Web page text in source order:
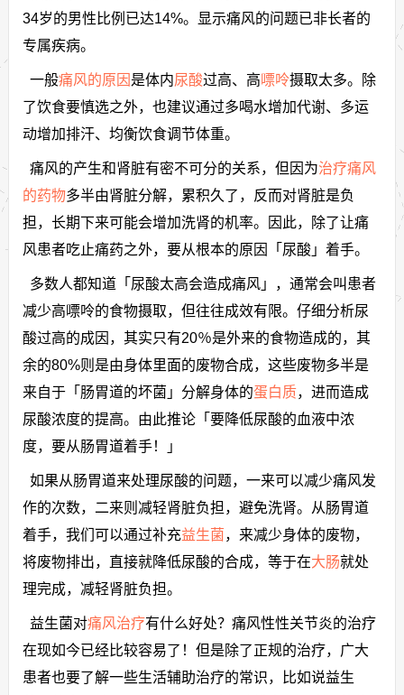
34岁的男性比例已达14%。显示痛风的问题已非长者的
专属疾病。
一般痛风的原因 是体内尿酸过高、高嘌呤摄取太多。除
了饮食要慎选之外，也建议通过多喝水增加代谢、多运
动增加排汗、均衡饮食调节体重。
痛风的产生和肾脏有密不可分的关系，但因为治疗痛风
的药物多半由肾脏分解，累积久了，反而对肾脏是负
担，长期下来可能会增加洗肾的机率。因此，除了让痛
风患者吃止痛药之外，要从根本的原因「尿酸」着手。
多数人都知道「尿酸太高会造成痛风」，通常会叫患者
减少高嘌呤的食物摄取，但往往成效有限。仔细分析尿
酸过高的成因，其实只有20％是外来的食物造成的，其
余的80%则是由身体里面的废物合成，这些废物多半是
来自于「肠胃道的坏菌」分解身体的蛋白质，进而造成
尿酸浓度的提高。由此推论「要降低尿酸的血液中浓
度，要从肠胃道着手！」
如果从肠胃道来处理尿酸的问题，一来可以减少痛风发
作的次数，二来则减轻肾脏负担，避免洗肾。从肠胃道
着手，我们可以通过补充益生菌，来减少身体的废物，
将废物排出，直接就降低尿酸的合成，等于在大肠就处
理完成，减轻肾脏负担。
益生菌对痛风治疗有什么好处？痛风性性关节炎的治疗
在现如今已经比较容易了！但是除了正规的治疗，广大
患者也要了解一些生活辅助治疗的常识，比如说益生